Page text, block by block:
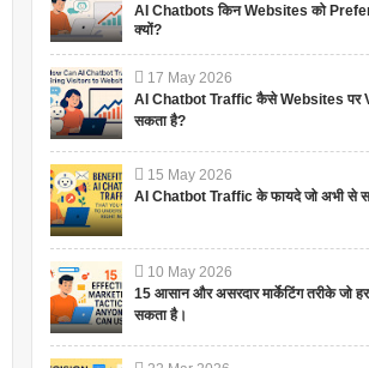
AI Chatbots किन Websites को
क्यों?
17 May 2026
AI Chatbot Traffic कैसे Websites पर
सकता है?
15 May 2026
AI Chatbot Traffic के फायदे जो अभी से
10 May 2026
15 आसान और असरदार मार्केटिंग तरीके जो
सकता है।